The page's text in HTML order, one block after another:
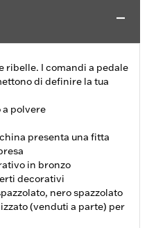
ribelle. I comandi a pedale
di definire la tua
polvere
presenta una fitta
in bronzo
decorativi
nero spazzolato
(venduti a parte) per